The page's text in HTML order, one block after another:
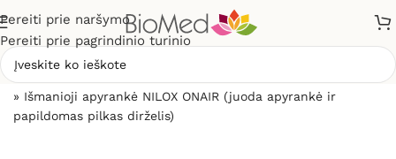
Pereiti prie naršymo
Pereiti prie pagrindinio turinio
» Išmanioji apyrankė NILOX ONAIR (juoda apyrankė ir
papildomas pilkas dirželis)